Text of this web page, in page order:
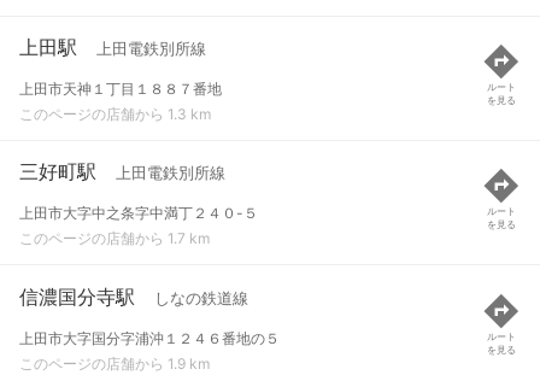
上田駅 上田電鉄別所線
上田市天神１丁目１８８７番地
このページの店舗から 1.3 km
ルート
を見る
三好町駅 上田電鉄別所線
上田市大字中之条字中満丁２４０-５
このページの店舗から 1.7 km
ルート
を見る
信濃国分寺駅 しなの鉄道線
上田市大字国分字浦沖１２４６番地の５
このページの店舗から 1.9 km
ルート
を見る